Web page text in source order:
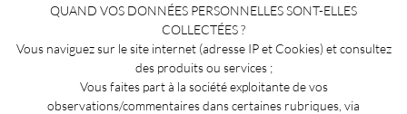
QUAND VOS DONNÉES PERSONNELLES SONT-ELLES
COLLECTÉES ?
Vous naviguez sur le site internet (adresse IP et Cookies) et consultez
des produits ou services ;
Vous faites part à la société exploitante de vos
observations/commentaires dans certaines rubriques, via